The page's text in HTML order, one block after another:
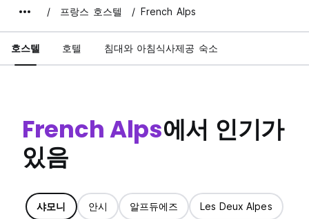
프랑스 호스텔 French Alps
호스텔 호텔 침대와 아침식사제공 숙소
French Alps에서 인기가
있음
샤모니 안시 알프듀에즈 Les Deux Alpes